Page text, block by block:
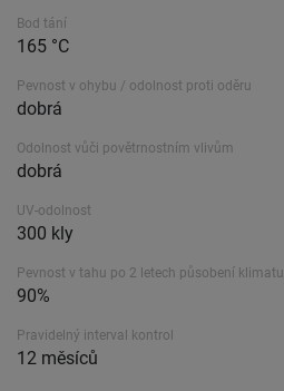
Bod tání
165 °C
Pevnost v ohybu / odolnost proti oděru
dobrá
Odolnost vůči povětrnostním vlivům
dobrá
UV-odolnost
300 kly
Pevnost v tahu po 2 letech působení klimatu
90%
Pravidelný interval kontrol
12 měsíců